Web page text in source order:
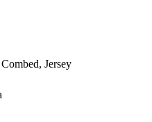
Jersey